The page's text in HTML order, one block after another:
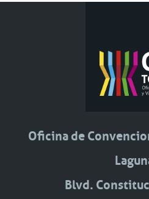
Oficina de
Blvd.